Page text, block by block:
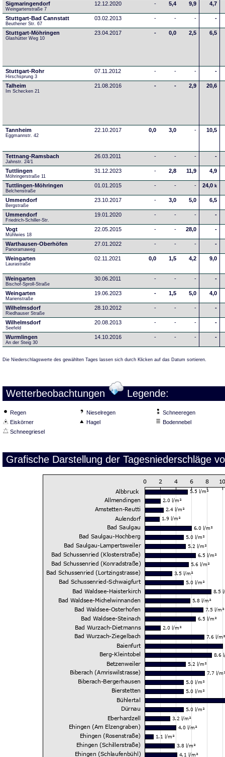
Sigmaringendorf
Weingartenstraße 7
12.12.2020 - 5,4 9,9 4,7
Stuttgart-Bad Cannstatt
Beuthener Str. 67
03.02.2013 - - - -
Stuttgart-Möhringen
Glashütter Weg 10
23.04.2017 - 0,0 2,5 6,5
Stuttgart-Rohr
Hirschsprung 3
07.11.2012 - - - -
Talheim
Im Schecken 21
21.08.2016 - - 2,9 20,6
Tannheim
Eggmannstr. 42
22.10.2017 0,0 3,0 - 10,5
Tettnang-Ramsbach
Jahnstr. 24/1
26.03.2011 - - - -
Tuttlingen
Möhringerstraße 11
31.12.2023 - 2,8 11,9 4,9
Tuttlingen-Möhringen
Belchenstraße
01.01.2015 - - - 24,0 k
Ummendorf
Bergstraße
23.10.2017 - 3,0 5,0 6,5
Ummendorf
Friedrich-Schiller-Str.
19.01.2020 - - - -
Vogt
Mühlwies 18
22.05.2015 - - 28,0 -
Warthausen-Oberhöfen
Panoramaweg
27.01.2022 - - - -
Weingarten
Laurastraße
02.11.2021 0,0 1,5 4,2 9,0
Weingarten
Bischof-Sproll-Straße
30.06.2011 - - - -
Weingarten
Marienstraße
19.06.2023 - 1,5 5,0 4,0
Wilhelmsdorf
Riedhauser Straße
28.10.2012 - - - -
Wilhelmsdorf
Seefeld
20.08.2013 - - - -
Wurmlingen
An der Steig 30
14.10.2016 - - - -
Die Niederschlagswerte des gewählten Tages lassen sich durch Klicken auf das Datum sortieren.
Wetterbeobachtungen Legende:
Regen Nieselregen
Schneeregen
Eiskörner
Hagel
Bodennebel
Schneegriesel
Grafische Darstellung der Tagesniederschläge